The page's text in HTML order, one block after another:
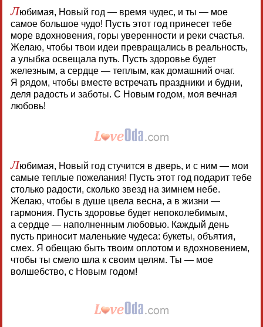
Любимая, Новый год — время чудес, и ты — мое
самое большое чудо! Пусть этот год принесет тебе
море вдохновения, горы уверенности и реки счастья.
Желаю, чтобы твои идеи превращались в реальность,
а улыбка освещала путь. Пусть здоровье будет
железным, а сердце — теплым, как домашний очаг.
Я рядом, чтобы вместе встречать праздники и будни,
деля радость и заботы. С Новым годом, моя вечная
любовь!
Любимая, Новый год стучится в дверь, и с ним — мои
самые теплые пожелания! Пусть этот год подарит тебе
столько радости, сколько звезд на зимнем небе.
Желаю, чтобы в душе цвела весна, а в жизни —
гармония. Пусть здоровье будет непоколебимым,
а сердце — наполненным любовью. Каждый день
пусть приносит маленькие чудеса: букеты, объятия,
смех. Я обещаю быть твоим оплотом и вдохновением,
чтобы ты смело шла к своим целям. Ты — мое
волшебство, с Новым годом!